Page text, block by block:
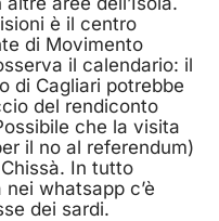
è il centro
di Movimento
il calendario: il
di Cagliari potrebbe
del rendiconto
che la visita
il no al referendum)
In tutto
whatsapp c’è
dei sardi.